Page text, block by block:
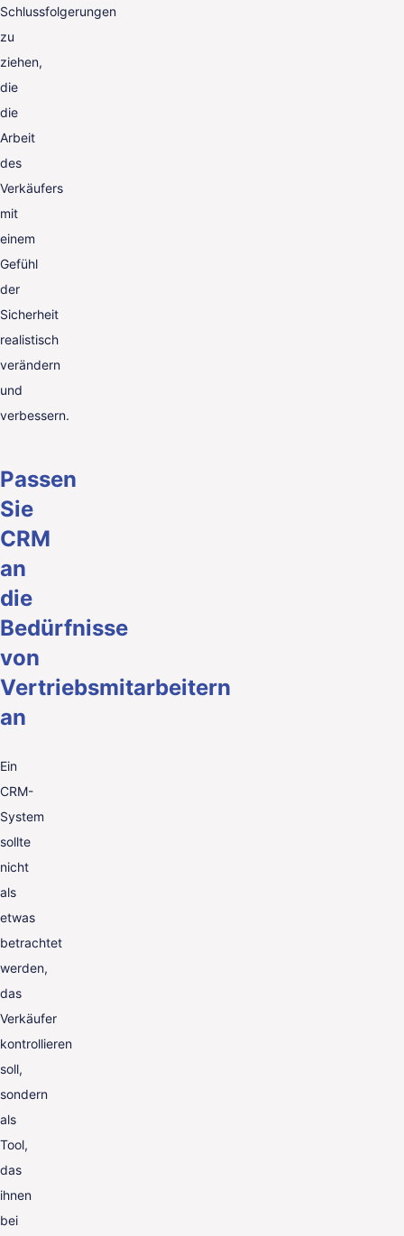
Schlussfolgerungen
zu
ziehen,
die
die
Arbeit
des
Verkäufers
mit
einem
Gefühl
der
Sicherheit
realistisch
verändern
und
verbessern.
Passen
Sie
CRM
an
die
Bedürfnisse
von
Vertriebsmitarbeitern
an
Ein
CRM-
System
sollte
nicht
als
etwas
betrachtet
werden,
das
Verkäufer
kontrollieren
soll,
sondern
als
Tool,
das
ihnen
bei